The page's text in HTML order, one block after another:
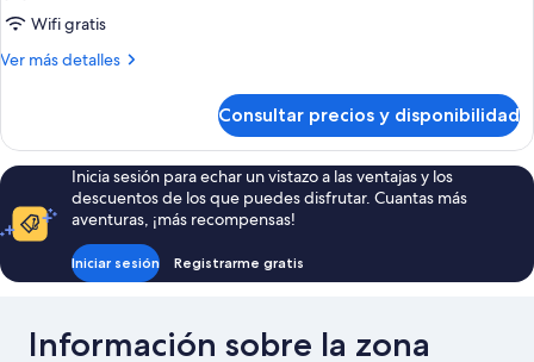
2
individuales,
la
ciudad
Wifi gratis
Ver más detalles
Más
clásica
con
2
camas
individuales,
a
Consultar precios y disponibilidad
Inicia sesión para echar un vistazo a las ventajas y los
descuentos de los que puedes disfrutar. Cuantas más
aventuras, ¡más recompensas!
Iniciar sesión Registrarme gratis
Información sobre la zona